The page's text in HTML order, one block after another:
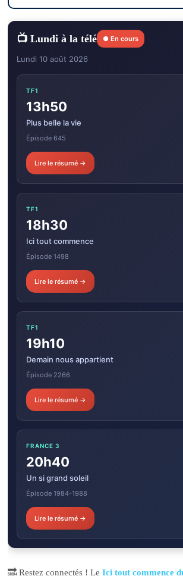
📺 Lundi à la télé ● En cours
Lundi 10 août 2026
TF1
13h50
Plus belle la vie
Épisode 645
Lire le résumé →
TF1
18h30
Ici tout commence
Épisode 1498
Lire le résumé →
TF1
19h10
Demain nous appartient
Épisode 2266
Lire le résumé →
FRANCE 3
20h40
Un si grand soleil
Épisode 1984-1988
Lire le résumé →
🔜 Restez connectés ! LeIci tout commence